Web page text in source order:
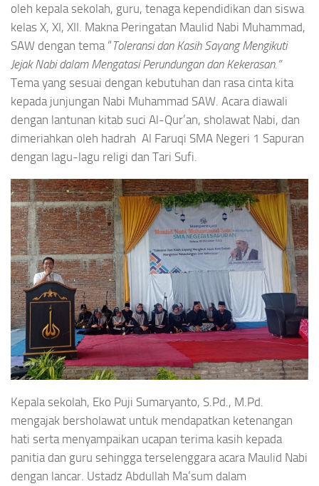
oleh kepala sekolah, guru, tenaga kependidikan dan siswa
kelas X, XI, XII. Makna Peringatan Maulid Nabi Muhammad,
SAW dengan tema “Toleransi dan Kasih Sayang Mengikuti
Jejak Nabi dalam Mengatasi Perundungan dan Kekerasan.”
Tema yang sesuai dengan kebutuhan dan rasa cinta kita
kepada junjungan Nabi Muhammad SAW. Acara diawali
dengan lantunan kitab suci Al-Qur’an, sholawat Nabi, dan
dimeriahkan oleh hadrah Al Faruqi SMA Negeri 1 Sapuran
dengan lagu-lagu religi dan Tari Sufi.
Kepala sekolah, Eko Puji Sumaryanto, S.Pd., M.Pd.
mengajak bersholawat untuk mendapatkan ketenangan
hati serta menyampaikan ucapan terima kasih kepada
panitia dan guru sehingga terselenggara acara Maulid Nabi
dengan lancar. Ustadz Abdullah Ma’sum dalam